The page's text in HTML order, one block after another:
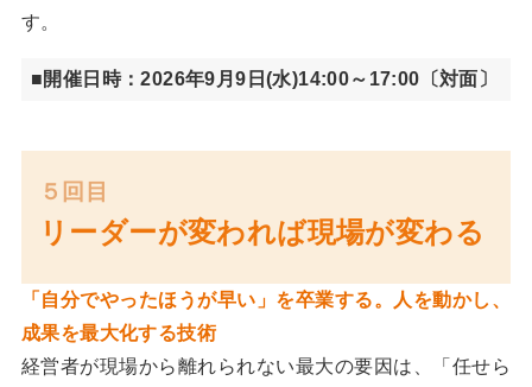
す。
■開催日時：2026年9月9日(水)14:00～17:00〔対面〕
５回目
リーダーが変われば現場が変わる
「自分でやったほうが早い」を卒業する。人を動かし、
成果を最大化する技術
経営者が現場から離れられない最大の要因は、「任せら